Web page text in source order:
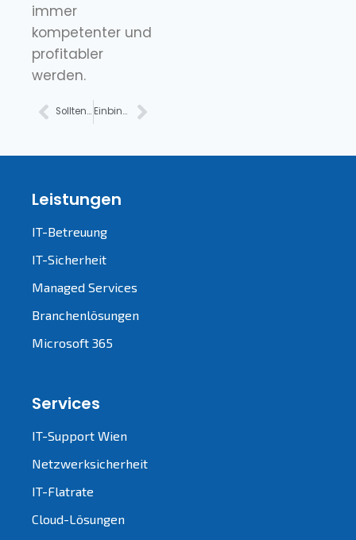
immer
kompetenter und
profitabler
werden.
Sollten Sie die Online-Aktivität Ihrer Mitarbeiter überwachen? Einbindung von VoIP in Ihr Unternehmen: Die Profis
Leistungen
IT-Betreuung
IT-Sicherheit
Managed Services
Branchenlösungen
Microsoft 365
Services
IT-Support Wien
Netzwerksicherheit
IT-Flatrate
Cloud-Lösungen